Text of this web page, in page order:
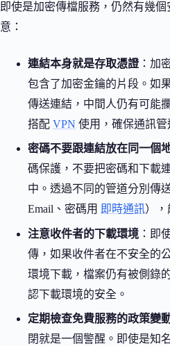
即使是加密傳檔服務，仍然有幾
意：
連結本身就是存取憑證 ：加
包含了加密金鑰的片段。如
傳送連結，中間人仍有可能
搭配 VPN 使用，確保通訊管
密碼不要跟連結放在同一個
碼保護，不要把密碼和下載
中。透過不同的管道分別傳
Email、密碼用 即時通訊），
注意收件者的下載環境 ：即
傳，如果收件者在不安全的
環境下載，檔案仍有被側錄
認下載環境的安全。
定期檢查免費服務的政策變
閉就是一個警醒。即使是知